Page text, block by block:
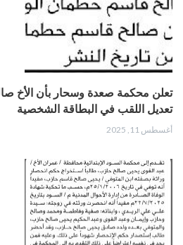
تعلن محكمة صعدة وسحار بأن الأخ
تعديل اللقب في البطاقة الشخصية
أغسطس 11, 2025